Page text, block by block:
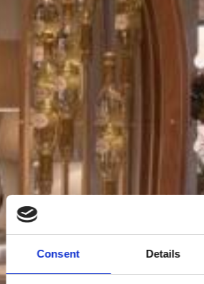
Consent Details